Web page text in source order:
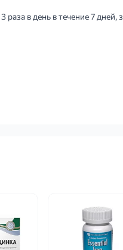
в день в течение 7 дней,